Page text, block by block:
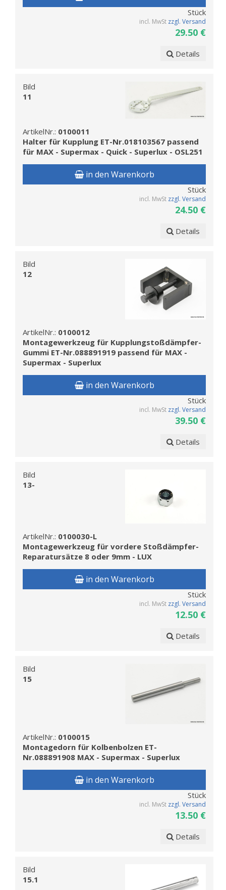
Stück
incl. MwSt zzgl. Versand
29.50 €
Details
Bild
11
ArtikelNr.: 0100011
Halter für Kupplung ET-Nr.018103567 passend
für MAX - Supermax - Quick - Superlux - OSL251
in den Warenkorb
Stück
incl. MwSt zzgl. Versand
24.50 €
Details
Bild
12
ArtikelNr.: 0100012
Montagewerkzeug für Kupplungstoßdämpfer-
Gummi ET-Nr.088891919 passend für MAX -
Supermax - Superlux
in den Warenkorb
Stück
incl. MwSt zzgl. Versand
39.50 €
Details
Bild
13-
ArtikelNr.: 0100030-L
Montagewerkzeug für vordere Stoßdämpfer-
Reparatursätze 8 oder 9mm - LUX
in den Warenkorb
Stück
incl. MwSt zzgl. Versand
12.50 €
Details
Bild
15
ArtikelNr.: 0100015
Montagedorn für Kolbenbolzen ET-
Nr.088891908 MAX - Supermax - Superlux
in den Warenkorb
Stück
incl. MwSt zzgl. Versand
13.50 €
Details
Bild
15.1